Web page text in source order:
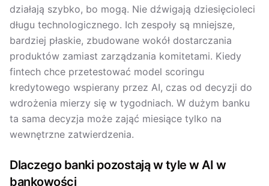
działają szybko, bo mogą. Nie dźwigają dziesięcioleci
długu technologicznego. Ich zespoły są mniejsze,
bardziej płaskie, zbudowane wokół dostarczania
produktów zamiast zarządzania komitetami. Kiedy
fintech chce przetestować model scoringu
kredytowego wspierany przez AI, czas od decyzji do
wdrożenia mierzy się w tygodniach. W dużym banku
ta sama decyzja może zająć miesiące tylko na
wewnętrzne zatwierdzenia.
Dlaczego banki pozostają w tyle w AI w
bankowości